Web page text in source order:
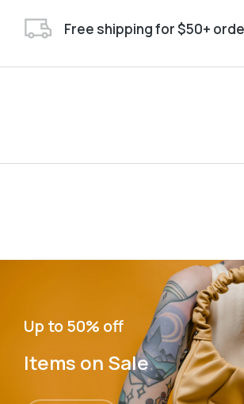
Free shipping for $50+
Up to 50% off
Items on Sale